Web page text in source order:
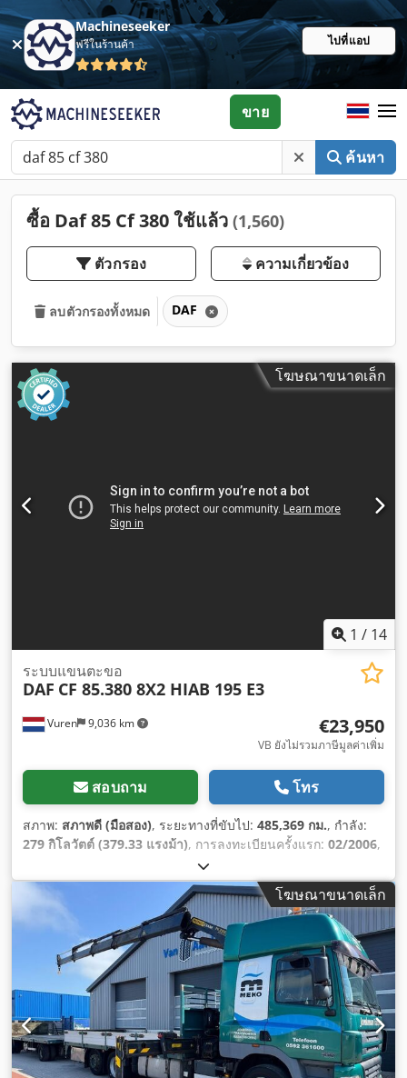
Machineseeker
ฟรีในร้านค้า ไปที่แอป
ค้นหา
ขาย
ซื้อ Daf 85 Cf 380 ใช้แล้ว (1,560)
ตัวกรอง ความเกี่ยวข้อง
ลบตัวกรองทั้งหมด DAF
โฆษณาขนาดเล็ก
1 / 14
Vuren 9,036 km
ระบบแขนตะขอ
DAF CF 85.380 8X2 HIAB 195 E3
€23,950
VB ยังไม่รวมภาษีมูลค่าเพิ่ม
สอบถาม โทร
สภาพ: สภาพดี (มือสอง), ระยะทางที่ขับไป: 485,369 กม., กำลัง:
279 กิโลวัตต์ (379.33 แรงม้า), การลงทะเบียนครั้งแรก: 02/2006,
, ขนาดยาง:
ของเพลา:8x2, ระยะฐานล้อ:5,700 มม, เชื้อเพลิง:ดีเซล, สี:
น้ำเงิน, ห้องโดยสารคนขับ:ห้องโดยสารกลางวัน, ประเภทเกียร์:
อัตโนมัติ
, จำนวนเกียร์:12, ระดับชั้นการปล่อยมลพิษ:ยูโร 3
, จำนวนที่นั่ง:2, ความยาวทั้งหมด: 9,450 มม, ความ
กว้างทั้งหมด:2,550 มม , ความสูงรวม:3,500 มม, ปีที่ผลิต:2006,
อุปกรณ์:
การปรับหน้าต่างไฟฟ้า, ข้อต่อพ่วงรถพ่วง, ระบบควบคุม
ความเร็วอัตโนมัติ, ระบบนำทาง, ระบบล็อกกลาง, เครน, เครื่อง
ปรับอากาศ, เอบีเอส,
โฆษณาขนาดเล็ก